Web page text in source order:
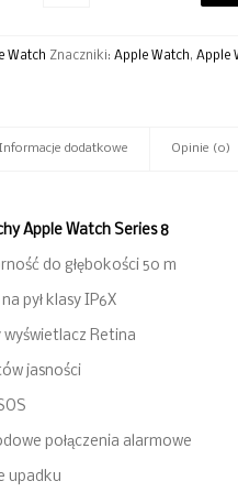
Watch Znaczniki: Apple Watch, Apple
Informacje dodatkowe Opinie (0)
Apple Watch Series 8
do głębokości 50 m
pył klasy IP6X
wyświetlacz Retina
jasności
połączenia alarmowe
upadku